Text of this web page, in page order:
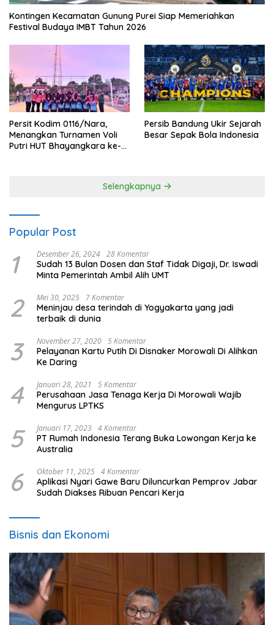
Kontingen Kecamatan Gunung Purei Siap Memeriahkan
Festival Budaya IMBT Tahun 2026
Persit Kodim 0116/Nara,
Menangkan Turnamen Voli
Putri HUT Bhayangkara ke-
Persib Bandung Ukir Sejarah
Besar Sepak Bola Indonesia
Selengkapnya
Popular Post
1 Desember 26, 2024 28 Komentar
Sudah 13 Bulan Dosen dan Staf Tidak Digaji, Dr. Iswadi
Minta Pemerintah Ambil Alih UMT
2 Mei 30, 2025 7 Komentar
Meninjau desa terindah di Yogyakarta yang jadi
terbaik di dunia
3 November 27, 2020 5 Komentar
Pelayanan Kartu Putih Di Disnaker Morowali Di Alihkan
Ke Daring
4 Januari 28, 2021 5 Komentar
Perusahaan Jasa Tenaga Kerja Di Morowali Wajib
Mengurus LPTKS
5 Januari 17, 2023 4 Komentar
PT Rumah Indonesia Terang Buka Lowongan Kerja ke
Australia
6 Oktober 11, 2025 4 Komentar
Aplikasi Nyari Gawe Baru Diluncurkan Pemprov Jabar
Sudah Diakses Ribuan Pencari Kerja
Bisnis dan Ekonomi